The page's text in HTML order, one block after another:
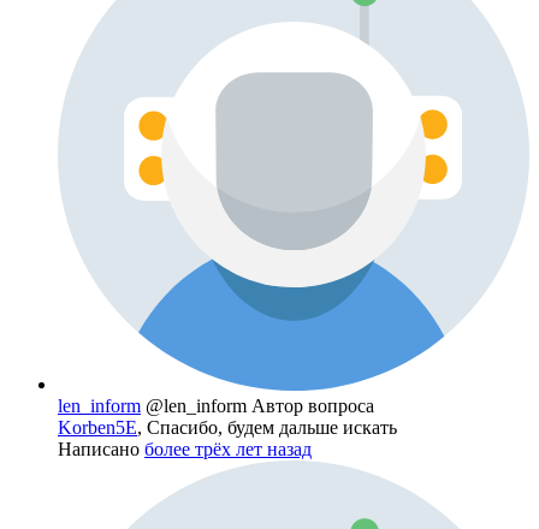
len_inform @len_inform Автор вопроса
Korben5E, Спасибо, будем дальше искать
Написано более трёх лет назад